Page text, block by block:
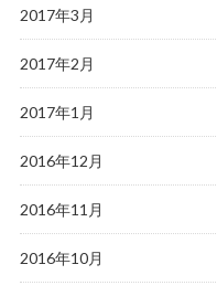
2017年3月
2017年2月
2017年1月
2016年12月
2016年11月
2016年10月